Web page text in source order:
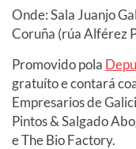
Onde: Sala Juanjo
Coruña (rúa Alférez
Promovido pola
gratuíto e contará
Empresarios de
Pintos & Salgado
e The Bio Factory.